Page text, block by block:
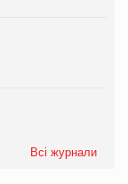
Всі журнали